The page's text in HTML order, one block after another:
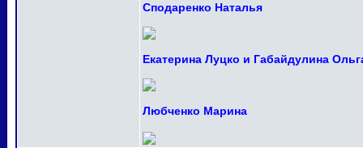
Сподаренко Наталья
Екатерина Луцко и Габайдулина
Любченко Марина